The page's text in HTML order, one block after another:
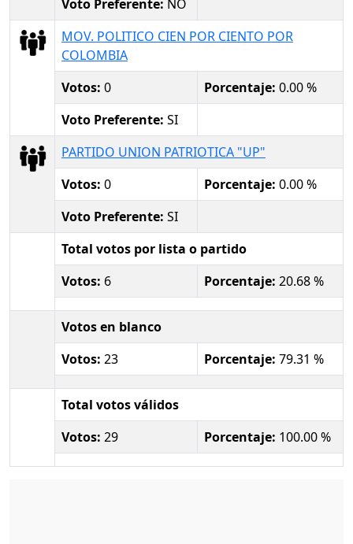
Voto Preferente: NO
MOV. POLITICO CIEN POR CIENTO POR
COLOMBIA
Votos: 0 Porcentaje: 0.00 %
Voto Preferente: SI
PARTIDO UNION PATRIOTICA "UP"
Votos: 0 Porcentaje: 0.00 %
Voto Preferente: SI
Total votos por lista o partido
Votos: 6 Porcentaje: 20.68 %
Votos en blanco
Votos: 23 Porcentaje: 79.31 %
Total votos válidos
Votos: 29 Porcentaje: 100.00 %